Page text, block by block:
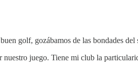
golf, gozábamos de las bondades del
juego. Tiene mi club la